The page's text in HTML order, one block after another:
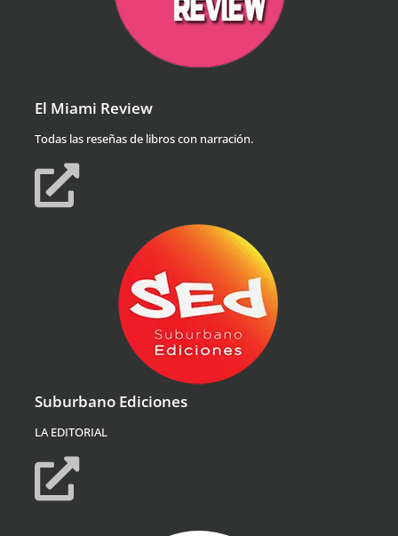
El Miami Review
Todas las reseñas de libros con narración.
Suburbano Ediciones
LA EDITORIAL